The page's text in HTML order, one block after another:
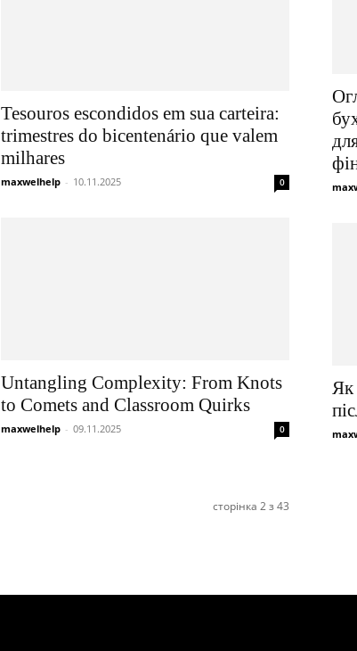
Tesouros escondidos em sua carteira:
trimestres do bicentenário que valem
milhares
maxwelhelp - 10.11.2025 0
Untangling Complexity: From Knots
to Comets and Classroom Quirks
maxwelhelp - 09.11.2025 0
сторінка 2 з 43
Як